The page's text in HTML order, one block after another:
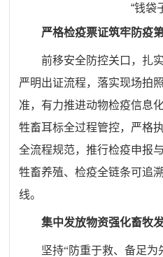
“钱袋
严格检疫票证筑牢防疫
前移安全防控关口，扎
严明出证流程，落实现场拍
准，有力推进动物检疫信息
牲畜耳标全过程管控，严格
全流程规范，推行检疫申报
牲畜养殖、检疫全链条可追
线。
集中发放物资强化畜牧
坚持“防重于救、备足为